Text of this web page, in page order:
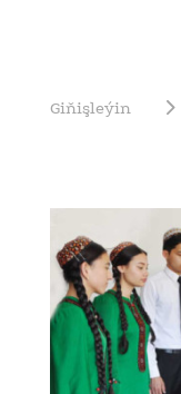
Giňişleýin